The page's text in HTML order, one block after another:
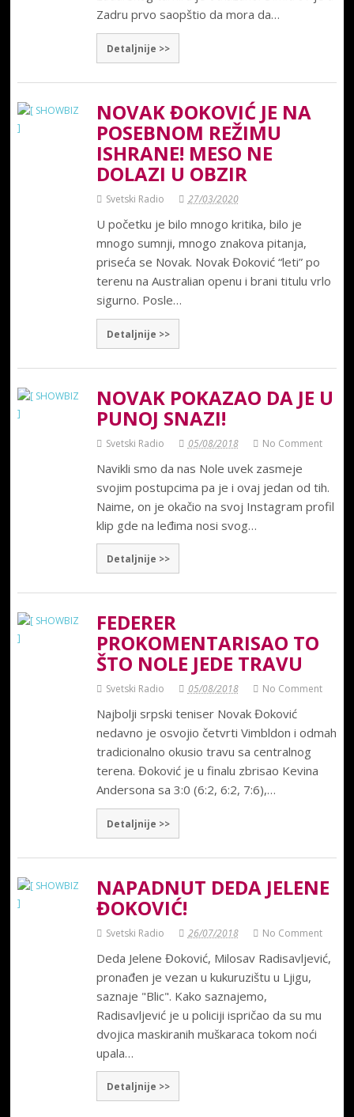
Zadru prvo saopštio da mora da…
Detaljnije >>
NOVAK ĐOKOVIĆ JE NA
POSEBNOM REŽIMU
ISHRANE! MESO NE
DOLAZI U OBZIR
Svetski Radio 27/03/2020
U početku je bilo mnogo kritika, bilo je
mnogo sumnji, mnogo znakova pitanja,
priseća se Novak. Novak Đoković “leti” po
terenu na Australian openu i brani titulu vrlo
sigurno. Posle…
Detaljnije >>
NOVAK POKAZAO DA JE U
PUNOJ SNAZI!
Svetski Radio 05/08/2018 No Comment
Navikli smo da nas Nole uvek zasmeje
svojim postupcima pa je i ovaj jedan od tih.
Naime, on je okačio na svoj Instagram profil
klip gde na leđima nosi svog…
Detaljnije >>
FEDERER
PROKOMENTARISAO TO
ŠTO NOLE JEDE TRAVU
Svetski Radio 05/08/2018 No Comment
Najbolji srpski teniser Novak Đoković
nedavno je osvojio četvrti Vimbldon i odmah
tradicionalno okusio travu sa centralnog
terena. Đoković je u finalu zbrisao Kevina
Andersona sa 3:0 (6:2, 6:2, 7:6),…
Detaljnije >>
NAPADNUT DEDA JELENE
ĐOKOVIĆ!
Svetski Radio 26/07/2018 No Comment
Deda Jelene Đoković, Milosav Radisavljević,
pronađen je vezan u kukuruzištu u Ljigu,
saznaje "Blic". Kako saznajemo,
Radisavljević je u policiji ispričao da su mu
dvojica maskiranih muškaraca tokom noći
upala…
Detaljnije >>